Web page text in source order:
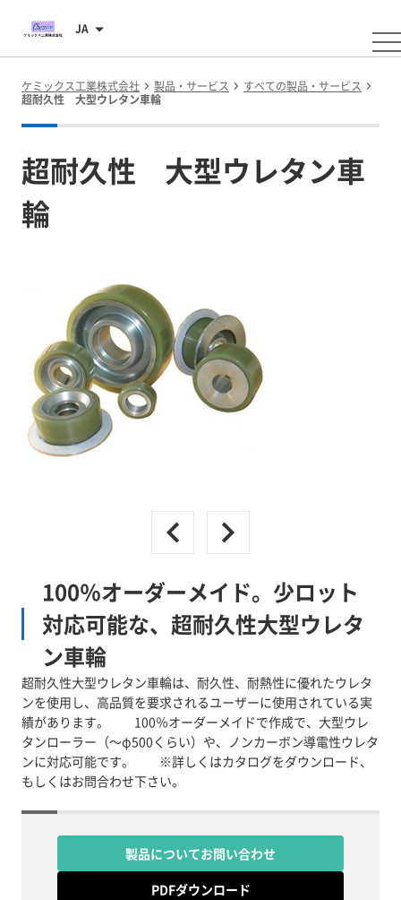
JA
ケミックス工業株式会社 製品・サービス
すべての製品・サービス
超耐久性 大型ウレタン車輪
超耐久性 大型ウレタン車
輪
100％オーダーメイド。少ロット
対応可能な、超耐久性大型ウレタ
ン車輪
超耐久性大型ウレタン車輪は、耐久性、耐熱性に優れたウレタ
ンを使用し、高品質を要求されるユーザーに使用されている実
績があります。 100％オーダーメイドで作成で、大型ウレ
タンローラー（～φ500くらい）や、ノンカーボン導電性ウレタ
ンに対応可能です。 ※詳しくはカタログをダウンロード、
もしくはお問合わせ下さい。
製品についてお問い合わせ
PDFダウンロード